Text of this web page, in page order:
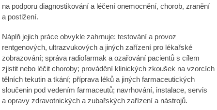
na podporu diagnostikování a léčení onemocnění, chorob, zranění
a postižení.
Náplň jejich práce obvykle zahrnuje: testování a provoz
rentgenových, ultrazvukových a jiných zařízení pro lékařské
zobrazování; správa radiofarmak a ozařování pacientů s cílem
zjistit nebo léčit choroby; provádění klinických zkoušek na vzorcích
tělních tekutin a tkání; příprava léků a jiných farmaceutických
sloučenin pod vedením farmaceutů; navrhování, instalace, servis
a opravy zdravotnických a zubařských zařízení a nástrojů.